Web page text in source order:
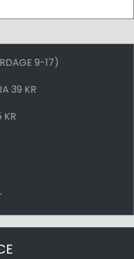
9-17)
39 KR
KR